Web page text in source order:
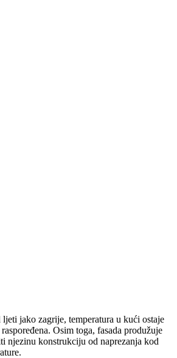
jako zagrije, temperatura u kući ostaje
Osim toga, fasada produžuje
njezinu konstrukciju od naprezanja kod